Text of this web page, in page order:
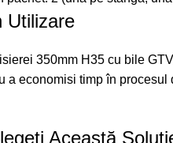
Utilizare
350mm H35 cu bile
a economisi timp în
Această